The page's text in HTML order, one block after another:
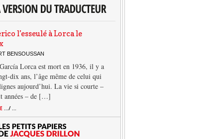
l’esseulé à Lorca le
BENSOUSSAN
Lorca est mort en 1936, il y a
dix ans, l’âge même de celui qui
aujourd’hui. La vie si courte –
années – de […]
.../ ...